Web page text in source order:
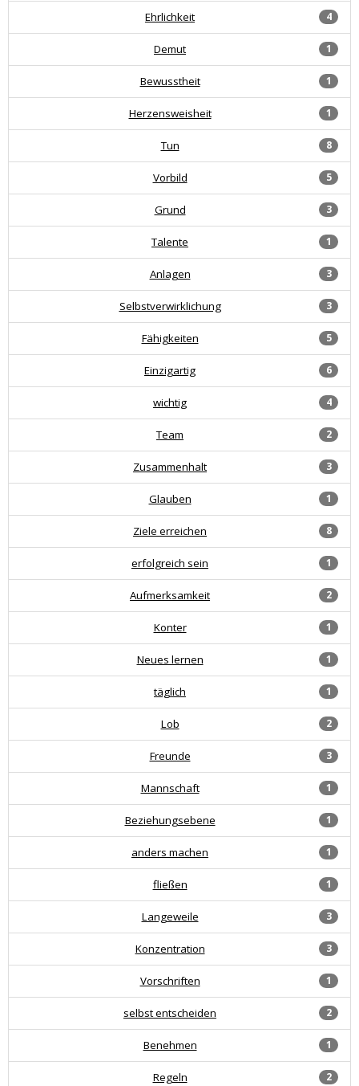
4
Ehrlichkeit
1
Demut
1
Bewusstheit
1
Herzensweisheit
8
Tun
5
Vorbild
3
Grund
1
Talente
3
Anlagen
3
Selbstverwirklichung
5
Fähigkeiten
6
Einzigartig
4
wichtig
2
Team
3
Zusammenhalt
1
Glauben
8
Ziele erreichen
1
erfolgreich sein
2
Aufmerksamkeit
1
Konter
1
Neues lernen
1
täglich
2
Lob
3
Freunde
1
Mannschaft
1
Beziehungsebene
1
anders machen
1
fließen
3
Langeweile
3
Konzentration
1
Vorschriften
2
selbst entscheiden
1
Benehmen
2
Regeln